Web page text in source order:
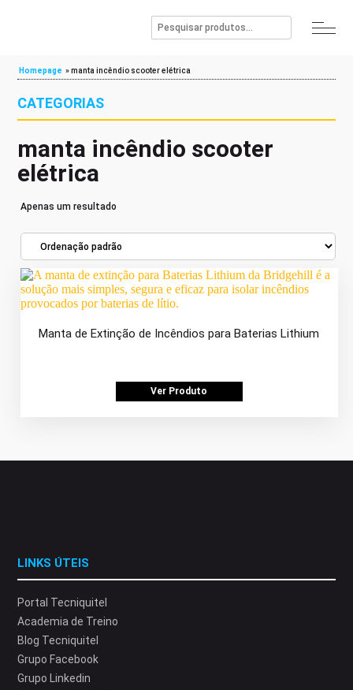
Homepage »manta incêndio scooter elétrica
CATEGORIAS
manta incêndio scooter
elétrica
Apenas um resultado
Manta de Extinção de Incêndios para Baterias Lithium
Ver Produto
LINKS ÚTEIS
Portal Tecniquitel
Academia de Treino
Blog Tecniquitel
Grupo Facebook
Grupo Linkedin